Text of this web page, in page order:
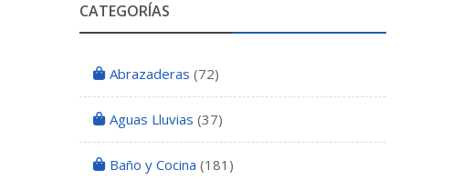
CATEGORÍAS
Abrazaderas (72)
Aguas Lluvias (37)
Baño y Cocina (181)